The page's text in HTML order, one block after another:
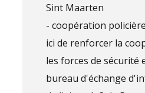
Sint Maarten
- coopération
ici de renforcer la
les forces de sécurité
bureau d'échange